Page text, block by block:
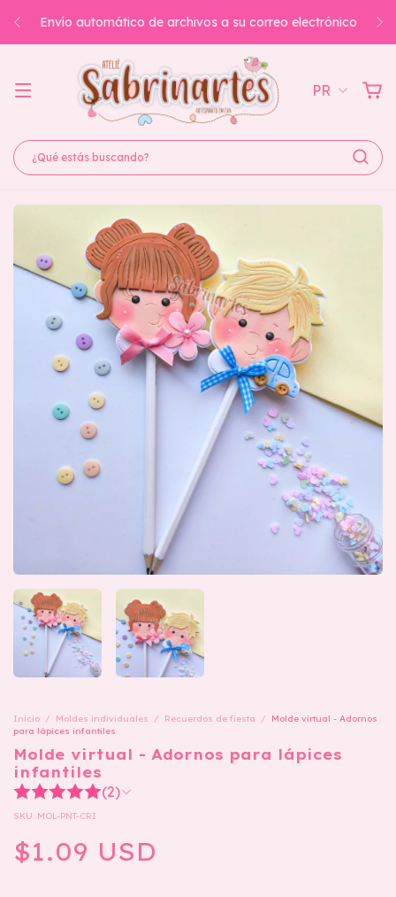
Envío automático de archivos a su correo electrónico
PR
Inicio / Moldes individuales / Recuerdos de fiesta /
Molde virtual - Adornos
para lápices infantiles
Molde virtual - Adornos para lápices
infantiles
(2)
SKU: MOL-PNT-CRI
$1.09 USD